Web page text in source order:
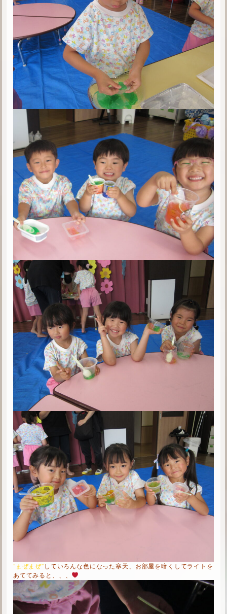
”まぜまぜ” していろんな色になった寒天、お部屋を暗くしてライトを
あててみると、、、